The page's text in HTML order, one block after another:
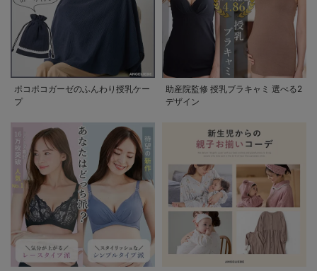
ポコポコガーゼのふんわり授乳ケー
プ
助産院監修 授乳ブラキャミ 選べる2
デザイン